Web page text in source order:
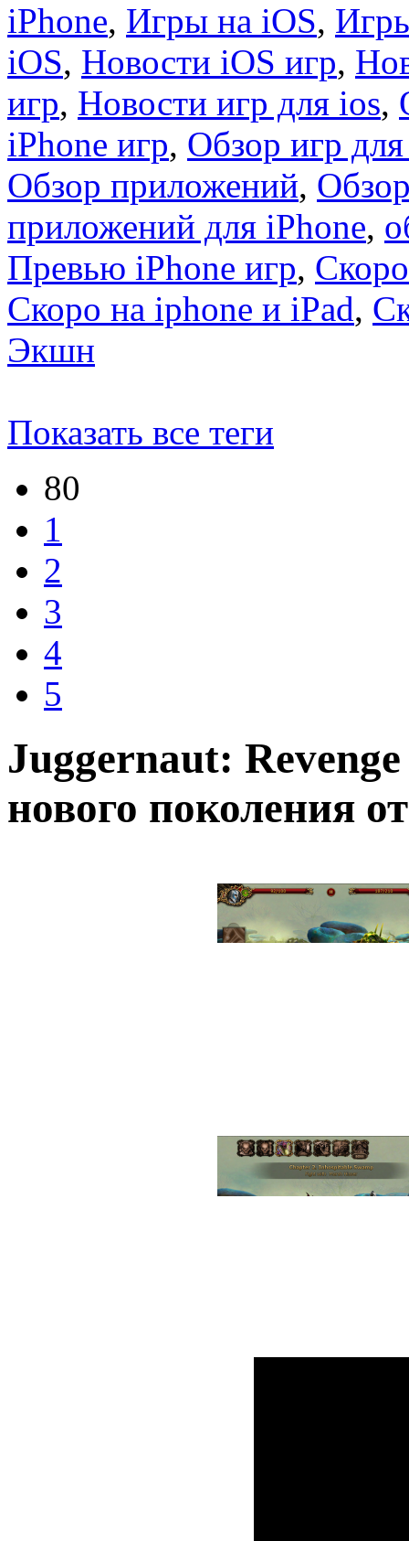
iPhone, Игры на iOS,
iOS, Новости iOS игр,
игр, Новости игр для ios,
iPhone игр, Обзор игр
Обзор приложений,
приложений для iPhone,
Превью iPhone игр,
Скоро на iphone и iPad,
Экшн
Показать все теги
80
1
2
3
4
5
Juggernaut:
нового поколения